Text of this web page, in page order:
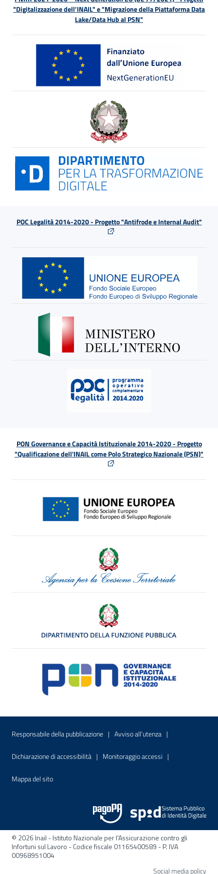
"Digitalizzazione dell’INAIL" e "Migrazione della Piattaforma Data
Lake/Data Hub al PSN"
POC Legalità 2014-2020 - Progetto "Antifrode e Internal Audit"
PON Governance e Capacità Istituzionale 2014-2020 - Progetto
"Qualificazione dell'INAIL come Polo Strategico Nazionale (PSN)"
Menu di servizio
Responsabile della pubblicazione Sito interno - Apre in una nuova
Avviso all’utenza Sito interno -
Dichiarazione di accessibilità Sito interno - Apre in una nuova finestra
Monitoraggio accessi Sito interno -
Mappa del sitoSito interno - Apre nella stessa finestra
© 2026 Inail - Istituto Nazionale per l'Assicurazione contro gli
Infortuni sul Lavoro - Codice fiscale 01165400589 - P. IVA
00968951004
Social media policy